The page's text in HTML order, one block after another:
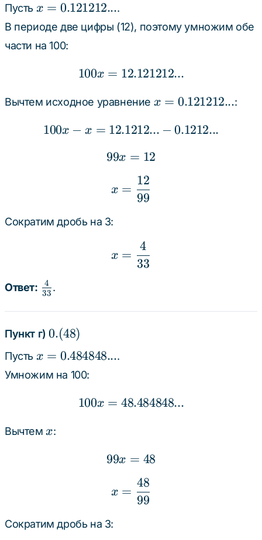
Пусть x =
0.121212...
x = 0.121212....
В периоде две цифры (12), поэтому умножим обе
части на 100:
100x = 12.121212...
100x = 12.121212...
Вычтем исходное уравнение x =
x = 0.121212...:
100x - x = 12.1212... -
100x − x = 12.1212... − 0.1212...
99x = 12
99x = 12
x = \frac{12}{99}
x =
99
12
Сократим дробь на 3:
x = \frac{4}{33}
x =
33
4
Ответ: \frac{4}
{33}
33
4 .
Пункт г)0.
(48)
0.(48)
Пусть x =
0.484848...
x = 0.484848....
Умножим на 100:
100x = 48.484848...
100x = 48.484848...
Вычтемx
x:
99x = 48
99x = 48
x = \frac{48}{99}
x =
99
48
Сократим дробь на 3: